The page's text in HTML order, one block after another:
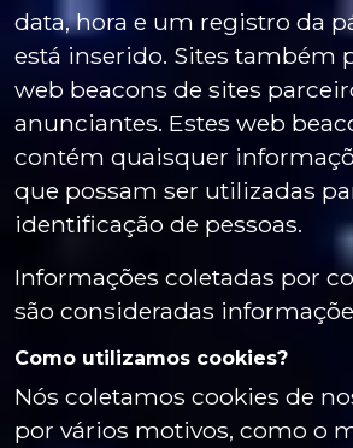
data, hora e um registro da
está inserido. Sites também
web beacons de sites
anunciantes. Estes web
contém quaisquer
que possam ser utilizadas
identificação de pessoas.
Informações coletadas por
são consideradas
Como utilizamos cookies?
Nós coletamos cookies de
por vários motivos, como o